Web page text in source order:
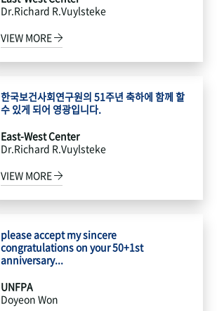
Dr.Richard R.Vuylsteke
VIEW MORE
한국보건사회연구원의 51주년 축하에 함께 할
수 있게 되어 영광입니다.
East-West Center
Dr.Richard R.Vuylsteke
VIEW MORE
please accept my sincere
congratulations on your 50+1st
anniversary...
UNFPA
Doyeon Won